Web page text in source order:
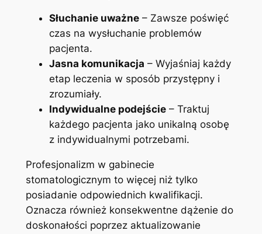
Słuchanie uważne– Zawsze poświęć
czas na wysłuchanie problemów
pacjenta.
Jasna komunikacja – Wyjaśniaj każdy
etap leczenia w sposób przystępny i
zrozumiały.
Indywidualne podejście– Traktuj
każdego pacjenta jako unikalną osobę
z indywidualnymi potrzebami.
Profesjonalizm w gabinecie
stomatologicznym to więcej niż tylko
posiadanie odpowiednich kwalifikacji.
Oznacza również konsekwentne dążenie do
doskonałości poprzez aktualizowanie